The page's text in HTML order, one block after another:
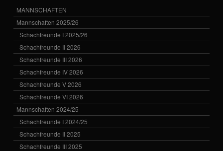
MANNSCHAFTEN
Mannschaften 2025/26
Schachfreunde I 2025/26
Schachfreunde II 2026
Schachfreunde III 2026
Schachfreunde IV 2026
Schachfreunde V 2026
Schachfreunde VI 2026
Mannschaften 2024/25
Schachfreunde I 2024/25
Schachfreunde II 2025
Schachfreunde III 2025